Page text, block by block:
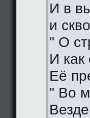
И в
и
" О
И как
Её
" Во